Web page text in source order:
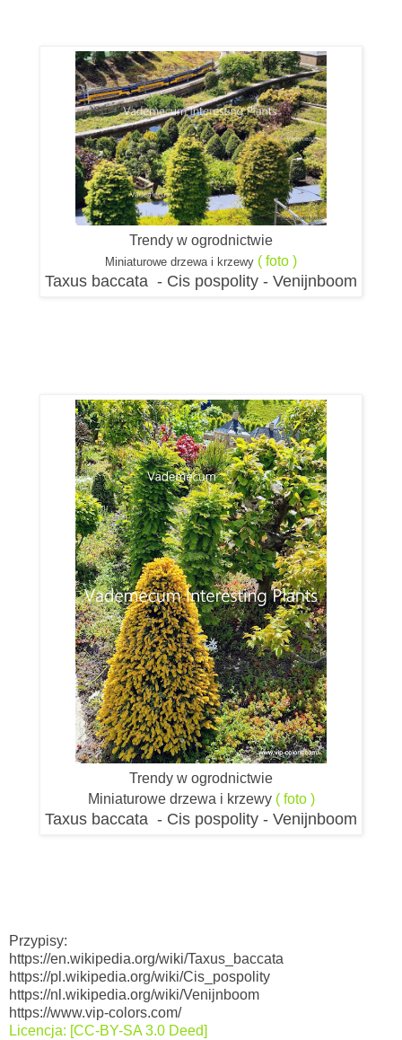
Trendy w ogrodnictwie
Miniaturowe drzewa i krzewy ( foto )
Taxus baccata - Cis pospolity - Venijnboom
Trendy w ogrodnictwie
Miniaturowe drzewa i krzewy ( foto )
Taxus baccata - Cis pospolity - Venijnboom
Przypisy:
https://en.wikipedia.org/wiki/Taxus_baccata
https://pl.wikipedia.org/wiki/Cis_pospolity
https://nl.wikipedia.org/wiki/Venijnboom
https://www.vip-colors.com/
Licencja: [CC-BY-SA 3.0 Deed]